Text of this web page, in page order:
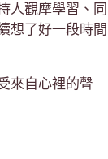
人觀摩學習、同
想了好一段時間
來自心裡的聲